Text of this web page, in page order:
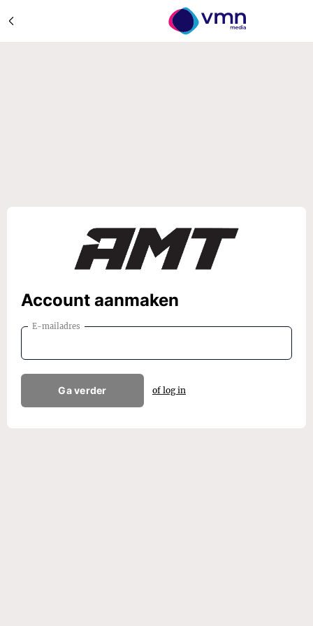
Account aanmaken
E-mailadres
Ga verder of log in